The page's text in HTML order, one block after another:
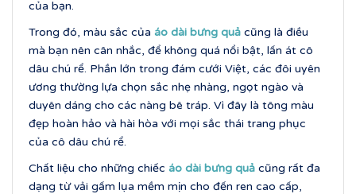
của bạn.
Trong đó, màu sắc của áo dài bưng quả cũng là điều
mà bạn nên cân nhắc, để không quá nổi bật, lấn át cô
dâu chú rể. Phần lớn trong đám cưới Việt, các đôi uyên
ương thường lựa chọn sắc nhẹ nhàng, ngọt ngào và
duyên dáng cho các nàng bê tráp. Vì đây là tông màu
đẹp hoàn hảo và hài hòa với mọi sắc thái trang phục
của cô dâu chú rể.
Chất liệu cho những chiếc áo dài bưng quả cũng rất đa
dạng từ vải gấm lụa mềm mịn cho đến ren cao cấp,